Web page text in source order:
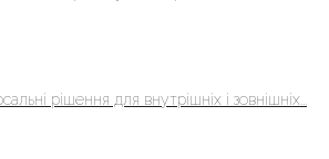
рішення для внутрішніх і зовнішніх...